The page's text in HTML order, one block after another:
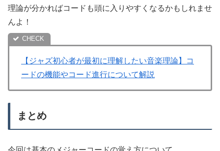
理論が分かればコードも頭に入りやすくなるかもしれませ
んよ！
【ジャズ初心者が最初に理解したい音楽理論】コ
ードの機能やコード進行について解説
まとめ